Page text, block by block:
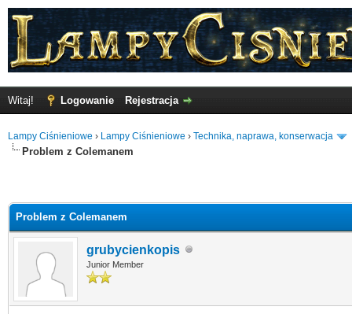
Witaj! Logowanie Rejestracja
Lampy Ciśnieniowe › Lampy Ciśnieniowe › Technika, naprawa, konserwacja
Problem z Colemanem
Problem z Colemanem
grubycienkopis
Junior Member